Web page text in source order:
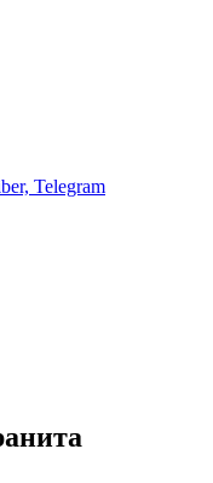
Telegram